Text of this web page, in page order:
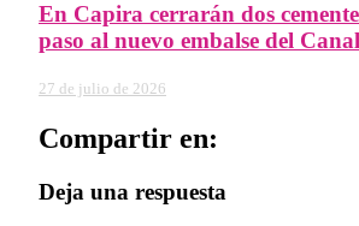
En Capira cerrarán dos
paso al nuevo embalse del Canal
27 de julio de 2026
Compartir en:
Deja una respuesta